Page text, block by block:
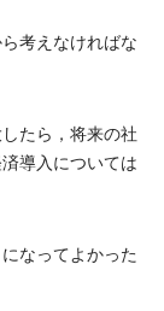
考えなければな
たら，将来の社
導入については
なってよかった